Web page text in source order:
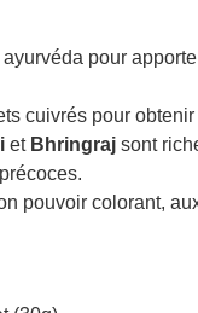
pour
cuivrés pour
et Bhringraj sont
pouvoir colorant,